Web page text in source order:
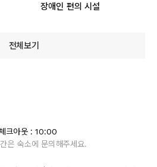
장애인 편의 시설
전체보기
크아웃 : 10:00
은 숙소에 문의해주세요.